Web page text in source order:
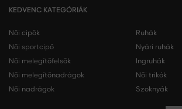
KEDVENC KATEGÓRIÁK
Női cipők
Női sportcipő
Női melegítőfelsők
Női melegítőnadrágok
Női nadrágok
Ruhák
Nyári ruhák
Ingruhák
Női trikók
Szoknyák